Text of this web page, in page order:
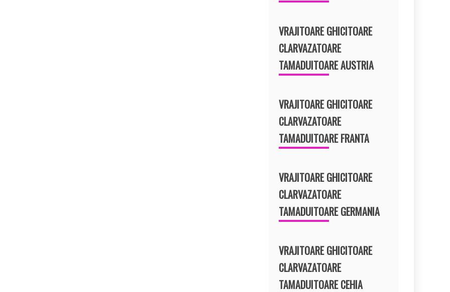
VRAJITOARE GHICITOARE
CLARVAZATOARE
TAMADUITOARE AUSTRIA
VRAJITOARE GHICITOARE
CLARVAZATOARE
TAMADUITOARE FRANTA
VRAJITOARE GHICITOARE
CLARVAZATOARE
TAMADUITOARE GERMANIA
VRAJITOARE GHICITOARE
CLARVAZATOARE
TAMADUITOARE CEHIA